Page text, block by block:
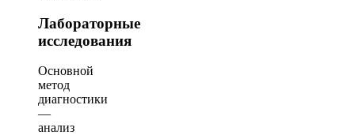
Лабораторные
исследования
Основной
метод
диагностики
—
анализ